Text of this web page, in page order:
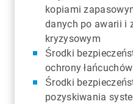
kopiami
danych po awarii i
kryzysowym
Środki
ochrony
Środki
pozyskiwania